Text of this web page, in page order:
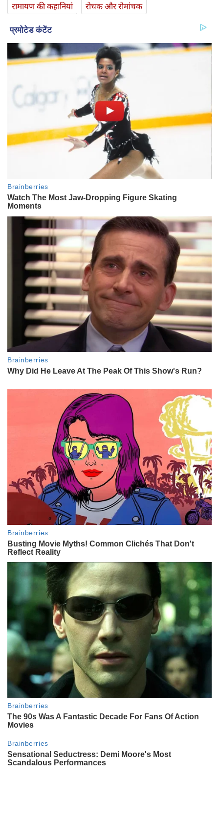
रामायण की कहानियां
रोचक और रोमांचक